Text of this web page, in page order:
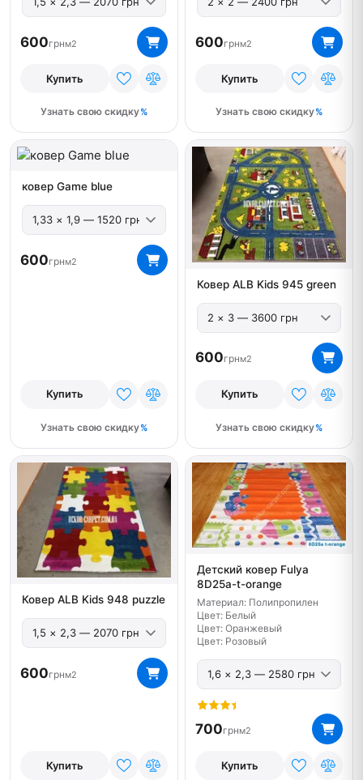
600грнм2
Купить
Узнать свою скидку
600грнм2
Купить
Узнать свою скидку
ковер Game blue
600грнм2
Купить
Узнать свою скидку
Ковер ALB Kids 945 green
600грнм2
Купить
Узнать свою скидку
Ковер ALB Kids 948 puzzle
600грнм2
Купить
Детский ковер Fulya
8D25a-t-orange
Материал: Полипропилен
Цвет: Белый
Цвет: Оранжевый
Цвет: Розовый
700грнм2
Купить